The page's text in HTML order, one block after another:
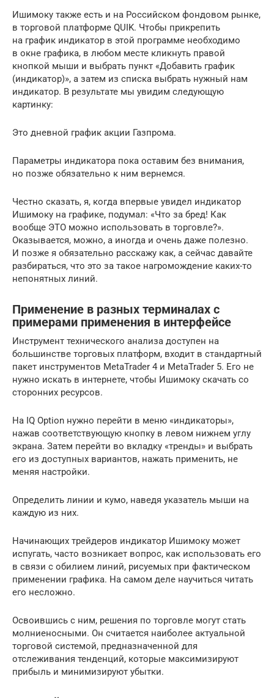
Ишимоку также есть и на Российском фондовом рынке,
в торговой платформе QUIK. Чтобы прикрепить
на график индикатор в этой программе необходимо
в окне графика, в любом месте кликнуть правой
кнопкой мыши и выбрать пункт «Добавить график
(индикатор)», а затем из списка выбрать нужный нам
индикатор. В результате мы увидим следующую
картинку:
Это дневной график акции Газпрома.
Параметры индикатора пока оставим без внимания,
но позже обязательно к ним вернемся.
Честно сказать, я, когда впервые увидел индикатор
Ишимоку на графике, подумал: «Что за бред! Как
вообще ЭТО можно использовать в торговле?».
Оказывается, можно, а иногда и очень даже полезно.
И позже я обязательно расскажу как, а сейчас давайте
разбираться, что это за такое нагромождение каких-то
непонятных линий.
Применение в разных терминалах с
примерами применения в интерфейсе
Инструмент технического анализа доступен на
большинстве торговых платформ, входит в стандартный
пакет инструментов MetaTrader 4 и MetaTrader 5. Его не
нужно искать в интернете, чтобы Ишимоку скачать со
сторонних ресурсов.
На IQ Option нужно перейти в меню «индикаторы»,
нажав соответствующую кнопку в левом нижнем углу
экрана. Затем перейти во вкладку «тренды» и выбрать
его из доступных вариантов, нажать применить, не
меняя настройки.
Определить линии и кумо, наведя указатель мыши на
каждую из них.
Начинающих трейдеров индикатор Ишимоку может
испугать, часто возникает вопрос, как использовать его
в связи с обилием линий, рисуемых при фактическом
применении графика. На самом деле научиться читать
его несложно.
Освоившись с ним, решения по торговле могут стать
молниеносными. Он считается наиболее актуальной
торговой системой, предназначенной для
отслеживания тенденций, которые максимизируют
прибыль и минимизируют убытки.